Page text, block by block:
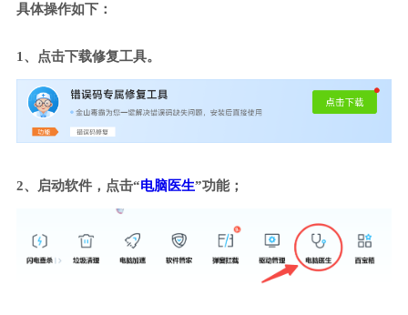
具体操作如下：
1、点击下载修复工具。
2、启动软件，点击“电脑医生”功能；